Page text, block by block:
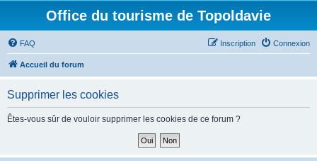
Office du tourisme de Topoldavie
FAQ Connexion
Inscription
Accueil du forum
Supprimer les cookies
Êtes-vous sûr de vouloir supprimer les cookies de ce forum ?